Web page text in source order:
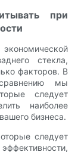
при
стекла,
факторов. В
мы
следует
наиболее
бизнеса.
следует